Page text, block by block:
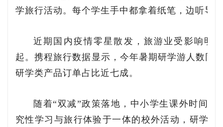
学旅行活动。每个学生手中都拿着纸笔，边听导
近期国内疫情零星散发，旅游业受影响明
起。携程旅行数据显示，今年暑期研学游人数同
研学类产品订单占比近七成。
随着“双减”政策落地，中小学生课外时间
究性学习与旅行体验于一体的校外活动，研学